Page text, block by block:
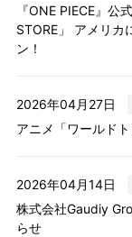
『ONE PIECE』公
STORE」 アメリ
ン！
2026年04月27日
アニメ「ワールド
2026年04月14日
株式会社Gaudiy
らせ